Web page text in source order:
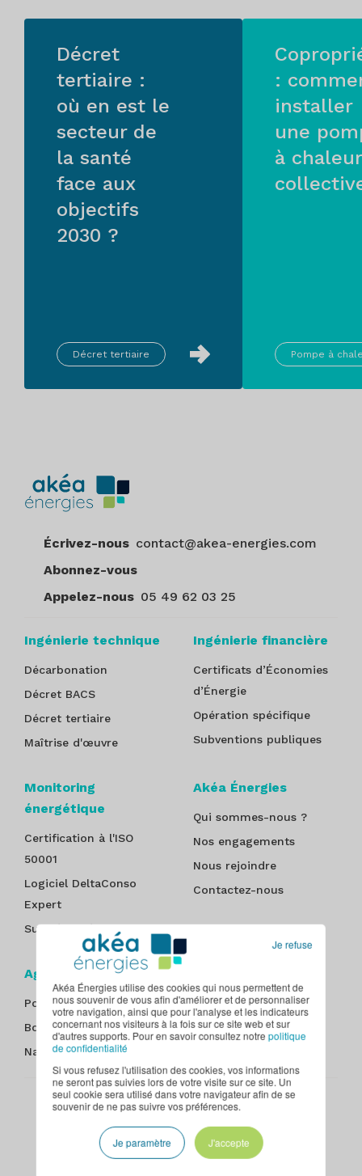
Akéa Énergies utilise des cookies qui nous permettent de
nous souvenir de vous afin d'améliorer et de personnaliser
votre navigation, ainsi que pour l'analyse et les indicateurs
concernant nos visiteurs à la fois sur ce site web et sur
d'autres supports. Pour en savoir consultez notre politique
de confidentialité
Si vous refusez l'utilisation des cookies, vos informations
ne seront pas suivies lors de votre visite sur ce site. Un
seul cookie sera utilisé dans votre navigateur afin de se
souvenir de ne pas suivre vos préférences.
Je paramètre J'accepte
Je refuse
Décret
tertiaire :
où en est le
secteur de
la santé
face aux
objectifs
2030 ?
Décret tertiaire
:
installer
une
à chaleur
Pompe à
Écrivez-nous contact@akea-energies.com
Abonnez-vous
Appelez-nous 05 49 62 03 25
Ingénierie technique
Décarbonation
Décret BACS
Décret tertiaire
Maîtrise d'œuvre
Ingénierie financière
Certificats d’Économies
d’Énergie
Opération spécifique
Subventions publiques
Monitoring
énergétique
Certification à l'ISO
50001
Logiciel DeltaConso
Expert
Suivi énergétique
Akéa Énergies
Qui sommes-nous ?
Nos engagements
Nous rejoindre
Contactez-nous
Agences
Poitiers
Bordeaux
Nancy
Nantes
Paris - Île-de-France
Plan du site Mentions légales Politique de confidentialité
CGU Contact